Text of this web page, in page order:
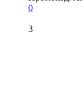
0
3